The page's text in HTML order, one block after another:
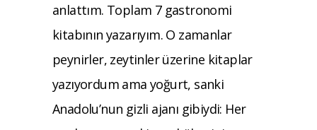
anlattım. Toplam 7 gastronomi
kitabının yazarıyım. O zamanlar
peynirler, zeytinler üzerine kitaplar
yazıyordum ama yoğurt, sanki
Anadolu’nun gizli ajanı gibiydi: Her